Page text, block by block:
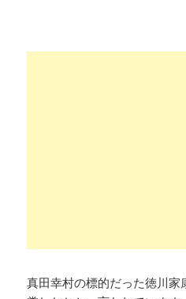
真田幸村の標的だった徳川